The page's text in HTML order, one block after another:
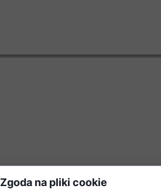
Zgoda na pliki cookie